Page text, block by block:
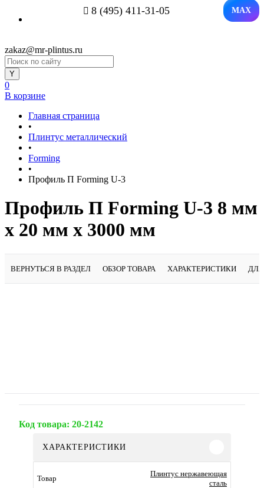
8 (495) 411-31-05 MAX
zakaz@mr-plintus.ru
0
В корзине
Главная страница
•
Плинтус металлический
•
Forming
•
Профиль П Forming U-3
Профиль П Forming U-3 8 мм
x 20 мм х 3000 мм
ВЕРНУТЬСЯ В РАЗДЕЛ ОБЗОР ТОВАРА ХАРАКТЕРИСТИКИ
Код товара: 20-2142
ХАРАКТЕРИСТИКИ
Товар
Плинтус нержавеющая
сталь